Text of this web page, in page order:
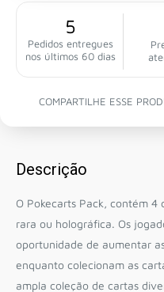
5
Pedidos entregues
nos últimos 60 dias
COMPARTILHE ESSE
Descrição
O Pokecarts Pack, contém 4
rara ou holográfica. Os
oportunidade de aumentar
enquanto colecionam as
ampla coleção de cartas